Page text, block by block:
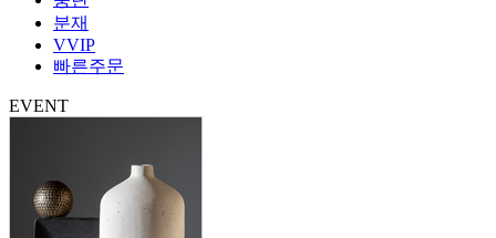
분재
VVIP
빠른주문
EVENT